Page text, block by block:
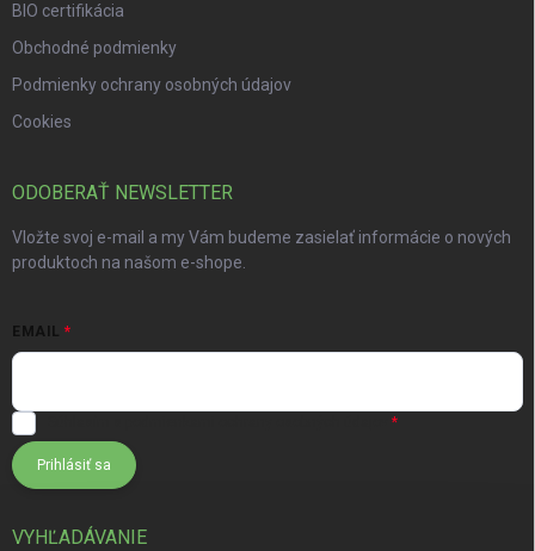
BIO certifikácia
Obchodné podmienky
Podmienky ochrany osobných údajov
Cookies
ODOBERAŤ NEWSLETTER
Vložte svoj e-mail a my Vám budeme zasielať informácie o nových
produktoch na našom e-shope.
EMAIL
Prihlásiť sa
VYHĽADÁVANIE